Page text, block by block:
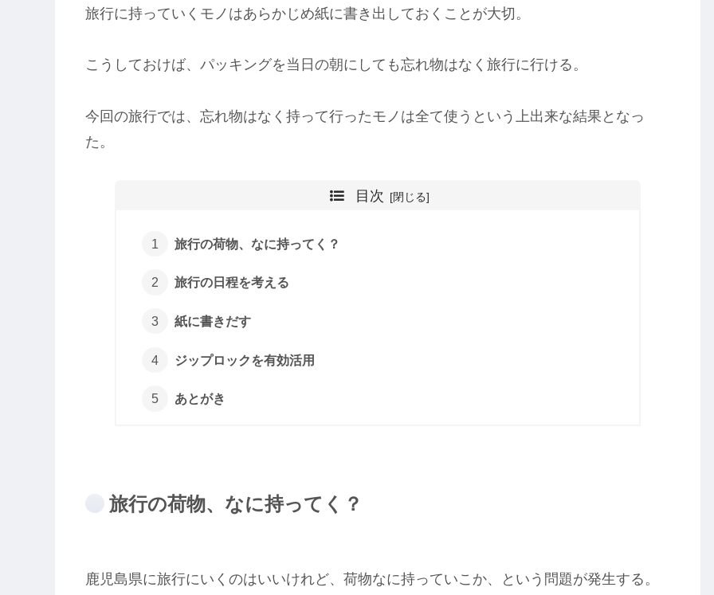
旅行に持っていくモノはあらかじめ紙に書き出しておくことが大切。
こうしておけば、パッキングを当日の朝にしても忘れ物はなく旅行に行ける。
今回の旅行では、忘れ物はなく持って行ったモノは全て使うという上出来な結果となっ
た。
目次
旅行の荷物、なに持ってく？
旅行の日程を考える
紙に書きだす
ジップロックを有効活用
あとがき
旅行の荷物、なに持ってく？
鹿児島県に旅行にいくのはいいけれど、荷物なに持っていこか、という問題が発生する。